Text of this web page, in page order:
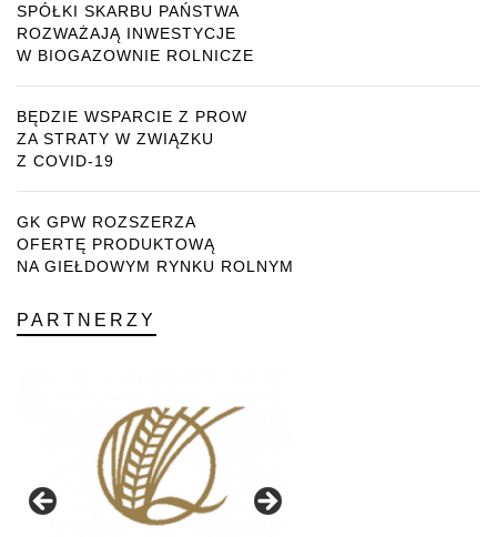
SPÓŁKI SKARBU PAŃSTWA
ROZWAŻAJĄ INWESTYCJE
W BIOGAZOWNIE ROLNICZE
BĘDZIE WSPARCIE Z PROW
ZA STRATY W ZWIĄZKU
Z COVID-19
GK GPW ROZSZERZA
OFERTĘ PRODUKTOWĄ
NA GIEŁDOWYM RYNKU ROLNYM
PARTNERZY